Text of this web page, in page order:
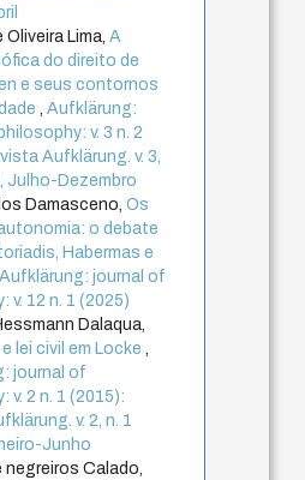
Oliveira Lima,A
do direito de
e seus contornos
,Aufklärung:
v. 3 n. 2
Aufklärung. v. 3,
Julho-Dezembro
Damasceno,Os
o debate
Habermas e
Aufklärung: journal of
v. 12 n. 1 (2025)
Dalaqua,
e lei civil em Locke,
journal of
v. 2 n. 1 (2015):
v. 2, n. 1
Junho
negreiros Calado,